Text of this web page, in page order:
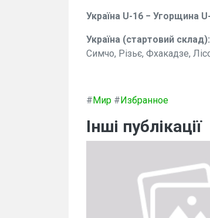
Україна U-16 − Угорщина
Україна (стартовий склад):
Симчо, Різьє, Фхакадзе,
#Мир #Избранное
Інші публікації